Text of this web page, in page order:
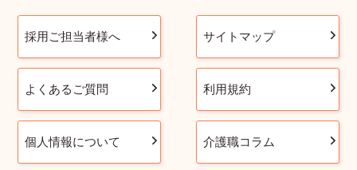
採用ご担当者様へ サイトマップ
よくあるご質問 利用規約
個人情報について 介護職コラム